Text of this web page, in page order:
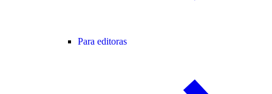
Para editoras